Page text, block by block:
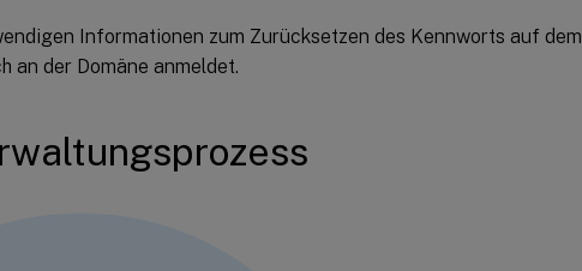
Informationen zum Zurücksetzen des Kennworts auf dem
an der Domäne anmeldet.